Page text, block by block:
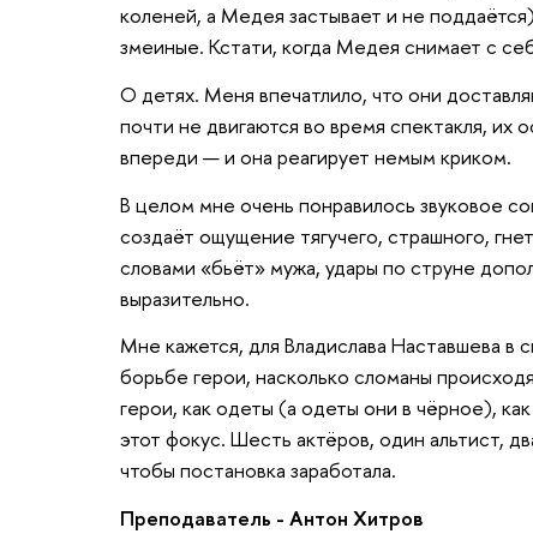
коленей, а Медея застывает и не
змеиные. Кстати, когда Медея снимает с
О детях. Меня впечатлило, что они
почти не двигаются во время спектакля,
впереди — и она реагирует немым криком.
В целом мне очень понравилось звуковое
создаёт ощущение тягучего, страшного,
словами «бьёт» мужа, удары по струне
выразительно.
Мне кажется, для Владислава Наставшева
борьбе герои, насколько сломаны
герои, как одеты (а одеты они в чёрное),
этот фокус. Шесть актёров, один альтист,
чтобы постановка заработала.
Преподаватель - Антон Хитров